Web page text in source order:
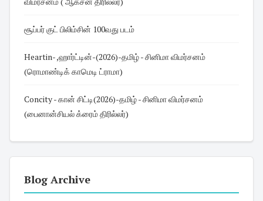
சூப்பர் குட் பிலிம்சின் 100வது படம்
Heartin- ,ஹார்ட்டின்-(2026)-தமிழ் - சினிமா விமர்சனம்
(ரொமாண்டிக் காமெடி ட்ராமா)
Concity - கான் சிட்டி(2026)-தமிழ் - சினிமா விமர்சனம்
(பைனான்சியல் க்ரைம் திரில்லர்)
Blog Archive